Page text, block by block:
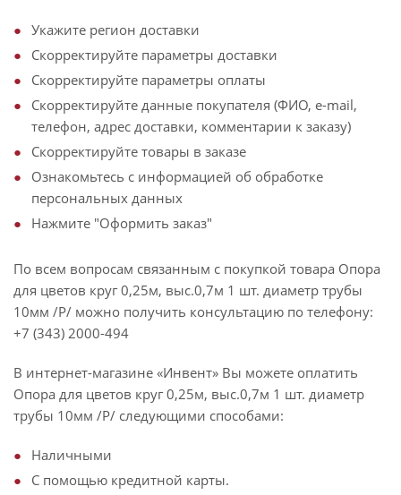
Укажите регион доставки
Скорректируйте параметры доставки
Скорректируйте параметры оплаты
Скорректируйте данные покупателя (ФИО, e-mail,
телефон, адрес доставки, комментарии к заказу)
Скорректируйте товары в заказе
Ознакомьтесь с информацией об обработке
персональных данных
Нажмите "Оформить заказ"
По всем вопросам связанным с покупкой товара Опора
для цветов круг 0,25м, выс.0,7м 1 шт. диаметр трубы
10мм /Р/ можно получить консультацию по телефону:
+7 (343) 2000-494
В интернет-магазине «Инвент» Вы можете оплатить
Опора для цветов круг 0,25м, выс.0,7м 1 шт. диаметр
трубы 10мм /Р/ следующими способами:
Наличными
С помощью кредитной карты.